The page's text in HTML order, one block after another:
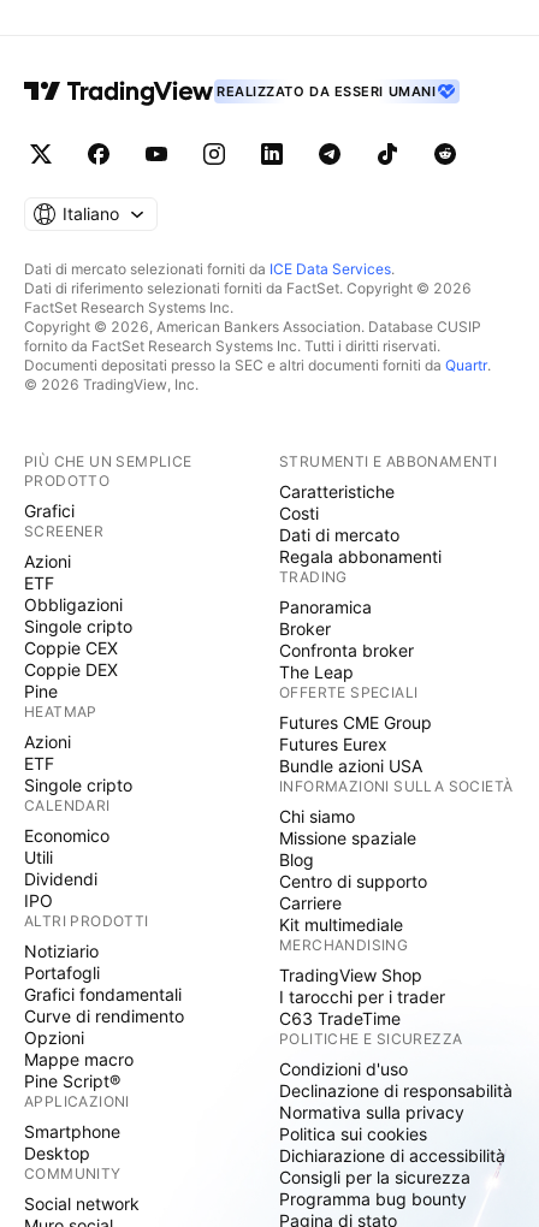
REALIZZATO DA ESSERI UMANI
Italiano
Dati di mercato selezionati forniti da ICE Data Services.
Dati di riferimento selezionati forniti da FactSet. Copyright © 2026
FactSet Research Systems Inc.
Copyright © 2026, American Bankers Association. Database CUSIP
fornito da FactSet Research Systems Inc. Tutti i diritti riservati.
Documenti depositati presso la SEC e altri documenti forniti da Quartr.
© 2026 TradingView, Inc.
PIÙ CHE UN SEMPLICE
PRODOTTO
Grafici
SCREENER
Azioni
ETF
Obbligazioni
Singole cripto
Coppie CEX
Coppie DEX
Pine
HEATMAP
Azioni
ETF
Singole cripto
CALENDARI
Economico
Utili
Dividendi
IPO
ALTRI PRODOTTI
Notiziario
Portafogli
Grafici fondamentali
Curve di rendimento
Opzioni
Mappe macro
Pine Script®
APPLICAZIONI
Smartphone
Desktop
COMMUNITY
Social network
STRUMENTI E ABBONAMENTI
Caratteristiche
Costi
Dati di mercato
Regala abbonamenti
TRADING
Panoramica
Broker
Confronta broker
The Leap
OFFERTE SPECIALI
Futures CME Group
Futures Eurex
Bundle azioni USA
INFORMAZIONI SULLA SOCIETÀ
Chi siamo
Missione spaziale
Blog
Centro di supporto
Carriere
Kit multimediale
MERCHANDISING
TradingView Shop
I tarocchi per i trader
C63 TradeTime
POLITICHE E SICUREZZA
Condizioni d'uso
Declinazione di responsabilità
Normativa sulla privacy
Politica sui cookies
Dichiarazione di accessibilità
Consigli per la sicurezza
Programma bug bounty
Pagina di stato